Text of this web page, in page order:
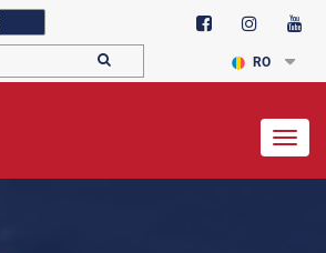
RO